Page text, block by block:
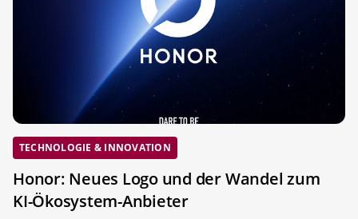
TECHNOLOGIE & INNOVATION
Honor: Neues Logo und der Wandel zum
KI-Ökosystem-Anbieter